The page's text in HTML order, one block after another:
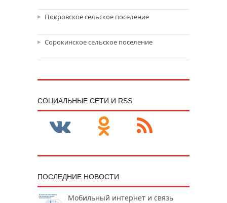
Покровское сельское поселение
Сорокинское сельское поселение
CОЦИАЛЬНЫЕ СЕТИ И RSS
ПОСЛЕДНИЕ НОВОСТИ
Мобильный интернет и связь